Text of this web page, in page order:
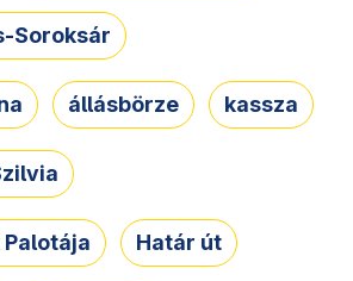
Soroksár
állásbörze kassza
Határ út